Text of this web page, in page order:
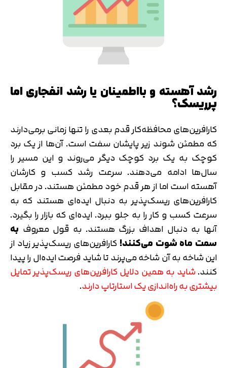
رشد آهسته و بااطمینان یا رشد انفجاری اما
پرریسک؟
کارافرین‌های محافظه‌کار قدم بعدی را تنها زمانی برمی‌دارند
که مطمئن شوند زیر پایشان سفت است. آن‌ها از یک برد
کوچک به یک برد کوچک دیگر می‌روند و این مسیر را
سال‌ها ادامه می‌دهند. سرعت رشد کسب و کارشان
آهسته است اما از هر قدم خود مطمئن هستند. در مقابل
کارافرین‌های ریسک‌پذیر به دنبال ایده‌ای هستند که به
سرعت کسب و کار را به جلو ببرد. ایده‌ای که بازار را بگیرد.
آنها به دنبال اهداف بزرگ هستند. به قول معروف به
سمت ماه شوت می‌کنند! کارافرین‌های ریسک‌پذیر زیاد از
این شاخه به آن شاخه می‌پرند تا شاید فرصت ایده‌ال را پیدا
کنند.شاید به همین دلایل کارافرین‌های ریسک‌پذیر تمایل
بیشتری به راه‌اندازی یک استارتاپ دارند.